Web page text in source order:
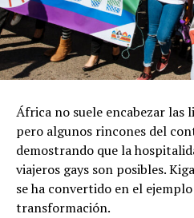
África no suele encabezar las
pero algunos rincones del
demostrando que la
viajeros gays son posibles.
se ha convertido en el
transformación.